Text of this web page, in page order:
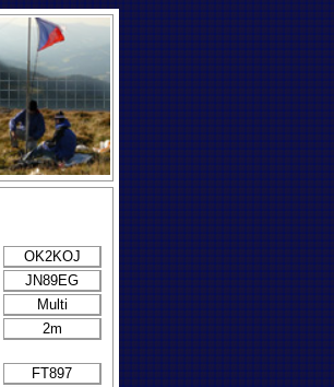
OK2KOJ
JN89EG
Multi
2m
FT897